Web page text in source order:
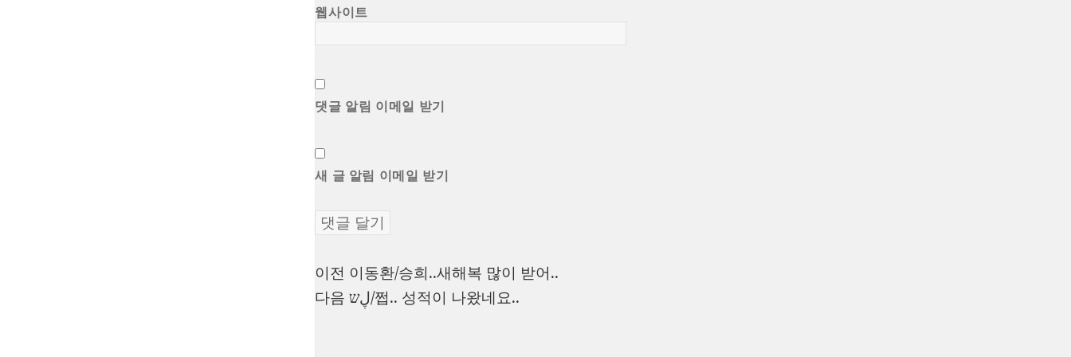
웹사이트
댓글 알림 이메일 받기
새 글 알림 이메일 받기
글
탐
이전 이
전
이동환/승희..새해복 많이 받어..
다음 다 ڸש/쩝.. 성적이 나왔네요..